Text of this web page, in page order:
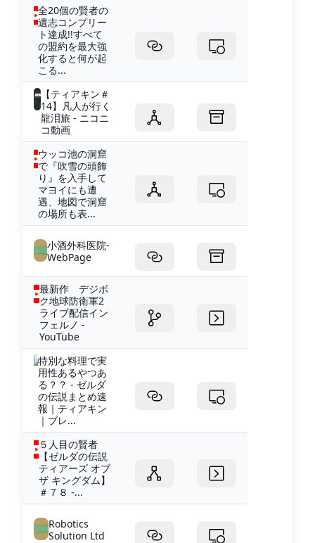
全20個の賢者の
遺志コンプリー
ト達成!!すべて
の盟約を最大強
化すると何が起
こる...
【ティアキン＃
14】凡人が行く
龍泪旅 - ニコニ
コ動画
ウッコ池の洞窟
で『吹雪の頭飾
り』を入手して
マヨイにも遭
遇、地図で洞窟
の場所も表...
小酒外科医院-
WebPage
最新作 デジボ
ク地球防衛軍2
ライブ配信イン
フェルノ -
YouTube
特別な料理で実
用性あるやつあ
る？？ - ゼルダ
の伝説まとめ速
報｜ティアキン
｜ブレ...
５人目の賢者
【ゼルダの伝説
ティアーズ オブ
ザ キングダム】
＃７８ -...
Robotics
Solution Ltd